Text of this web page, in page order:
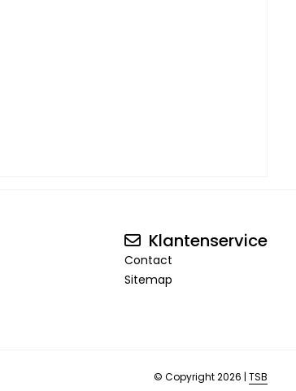
Klantenservice
Contact
Sitemap
© Copyright 2026 | TSB